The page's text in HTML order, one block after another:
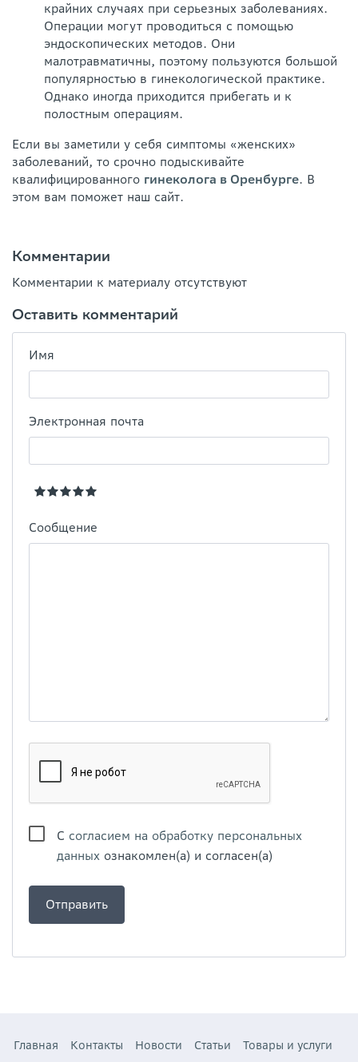
крайних случаях при серьезных заболеваниях.
Операции могут проводиться с помощью
эндоскопических методов. Они
малотравматичны, поэтому пользуются большой
популярностью в гинекологической практике.
Однако иногда приходится прибегать и к
полостным операциям.
Если вы заметили у себя симптомы «женских»
заболеваний, то срочно подыскивайте
квалифицированного гинеколога в Оренбурге. В
этом вам поможет наш сайт.
Комментарии
Комментарии к материалу отсутствуют
Оставить комментарий
Имя
Электронная почта
Сообщение
С согласием на обработку персональных
данных ознакомлен(а) и согласен(а)
Главная Контакты Новости Статьи Товары и услуги